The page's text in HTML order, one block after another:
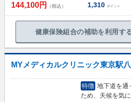
144,100円 （税込） 1,310 ポイント
健康保険組合の補助を利用す
MYメディカルクリニック東京駅
特徴 地下道を通
ため、天候を気